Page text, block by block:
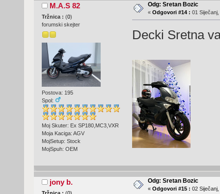
M.A.S 82
Tržnica : (0)
forumski skejter
Postova: 195
Spol:
Moj Skuter: Ex SP180,MC3,VXR
Moja Kaciga: AGV
MojSetup: Stock
MojSpuh: OEM
Odg: Sretan Bozic
« Odgovori #14 : 01
Decki Sretna
jony b. Odg: Sretan Bozic
« Odgovori #15 : 02